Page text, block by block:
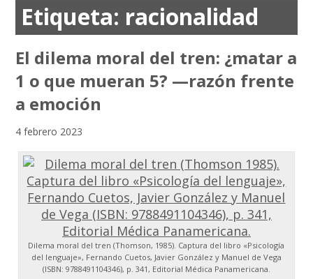
Etiqueta: racionalidad
El dilema moral del tren: ¿matar a
1 o que mueran 5? —razón frente
a emoción
4 febrero 2023
Dilema moral del tren (Thomson, 1985). Captura del libro «Psicología
del lenguaje», Fernando Cuetos, Javier González y Manuel de Vega
(ISBN: 9788491104346), p. 341, Editorial Médica Panamericana.